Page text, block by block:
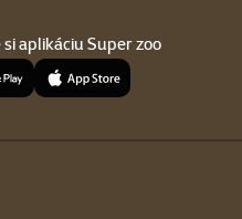
si aplikáciu Super zoo